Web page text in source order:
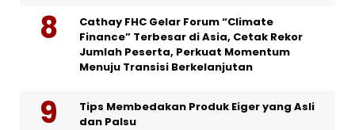
Cathay FHC Gelar Forum “Climate
Finance” Terbesar di Asia, Cetak Rekor
Jumlah Peserta, Perkuat Momentum
Menuju Transisi Berkelanjutan
Tips Membedakan Produk Eiger yang Asli
dan Palsu